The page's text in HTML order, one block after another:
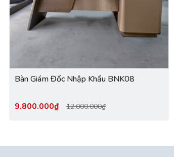
Bàn Giám Đốc Nhập Khẩu BNK08
9.800.000₫ 12.000.000₫